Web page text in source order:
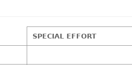
SPECIAL EFFORT